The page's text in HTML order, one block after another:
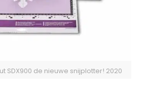
SDX900 de nieuwe snijplotter! 2020